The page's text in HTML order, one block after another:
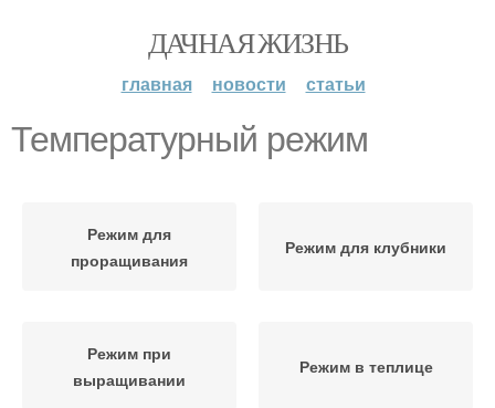
ДАЧНАЯ ЖИЗНЬ
главная новости статьи
Температурный режим
Режим для
проращивания
Режим для клубники
Режим при
выращивании
Режим в теплице